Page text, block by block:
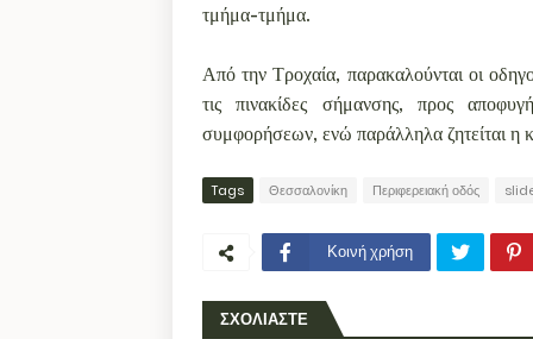
τμήμα-τμήμα.
Από την Τροχαία, παρακαλούνται οι
τις πινακίδες σήμανσης, προς
συμφορήσεων, ενώ παράλληλα ζητείται η
Tags Θεσσαλονίκη Περιφερειακή οδός
Κοινή χρήση
ΣΧΟΛΙΑΣΤΕ